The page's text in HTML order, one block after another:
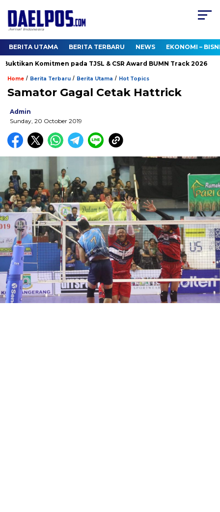
BERITA UTAMA BERITA TERBARU NEWS EKONOMI –
Komitmen pada TJSL & CSR Award BUMN Track 2026
Home / Berita Terbaru / Berita Utama / Hot Topics
Samator Gagal Cetak Hattrick
Admin
Sunday, 20 October 2019